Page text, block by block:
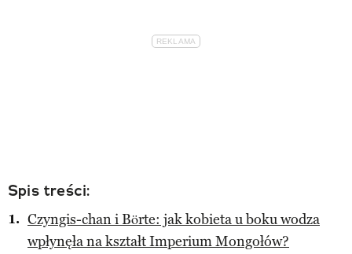
Spis treści:
Czyngis-chan i Börte: jak kobieta u boku wodza
wpłynęła na kształt Imperium Mongołów?